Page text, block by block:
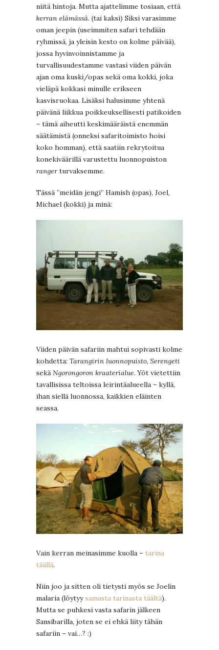
niitä hintoja. Mutta ajattelimme tosiaan, että
kerran elämässä. (tai kaksi) Siksi varasimme
oman jeepin (useimmiten safari tehdään
ryhmissä, ja yleisin kesto on kolme päivää),
jossa hyvinvoinnistamme ja
turvallisuudestamme vastasi viiden päivän
ajan oma kuski/opas sekä oma kokki, joka
vieläpä kokkasi minulle erikseen
kasvisruokaa. Lisäksi halusimme yhtenä
päivänä liikkua poikkeuksellisesti patikoiden
– tämä aiheutti keskimääräistä enemmän
säätämistä (onneksi safaritoimisto hoisi
koko homman), että saatiin rekrytoitua
konekiväärillä varustettu luonnopuiston
rangerturvaksemme.
Tässä ”meidän jengi” Hamish (opas), Joel,
Michael (kokki) ja minä:
Viiden päivän safariin mahtui sopivasti kolme
kohdetta: Tarangirin luonnopuisto, Serengeti
sekä Ngorongoron kraaterialue. Yöt vietettiin
tavallisissa teltoissa leirintäalueella – kyllä,
ihan siellä luonnossa, kaikkien eläinten
seassa.
Vain kerran meinasimme kuolla – tarina
täällä.
Niin joo ja sitten oli tietysti myös se Joelin
malaria (löytyysamasta tarinasta täältä).
Mutta se puhkesi vasta safarin jälkeen
Sansibarilla, joten se ei ehkä liity tähän
safariin – vai…? :)